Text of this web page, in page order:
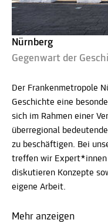
Nürnberg
Gegenwart der
Der Frankenmetropole
Geschichte eine
sich im Rahmen einer
überregional
zu beschäftigen. Bei
treffen wir Expert*innen
diskutieren Konzepte
eigene Arbeit.
Mehr anzeigen